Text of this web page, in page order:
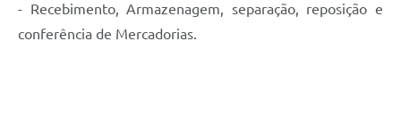
- Recebimento, Armazenagem, separação, reposição e
conferência de Mercadorias.